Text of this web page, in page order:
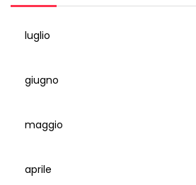
luglio
giugno
maggio
aprile